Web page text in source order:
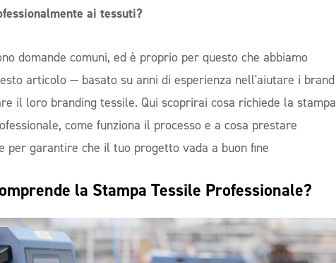
ai tessuti?
domande comuni, ed è proprio per questo che abbiamo
articolo — basato su anni di esperienza nell'aiutare i brand
il loro branding tessile. Qui scoprirai cosa richiede la stampa
come funziona il processo e a cosa prestare
per garantire che il tuo progetto vada a buon fine
la Stampa Tessile Professionale?